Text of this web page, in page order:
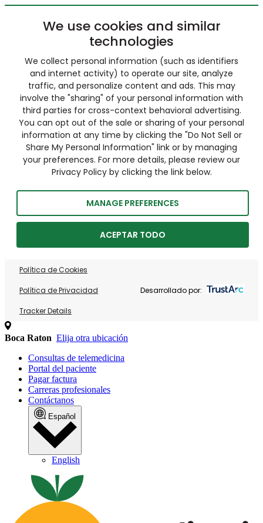
We use cookies and similar
technologies
We collect personal information (such as identifiers
and internet activity) to operate our site, analyze
traffic, and personalize content and ads. This may
involve the "sharing" of your personal information with
third parties for cross-context behavioral advertising.
You can opt out of the sale or sharing of your personal
information at any time by clicking the "Do Not Sell or
Share My Personal Information" link or by managing
your preferences. For more details, please review our
Privacy Policy by clicking the link below.
MANAGE PREFERENCES
ACEPTAR TODO
Política de Cookies
Política de Privacidad
Tracker Details
Desarrollado por:
Boca Raton Elija otra ubicación
Consultas de telemedicina
Portal del paciente
Pagar factura
Carreras profesionales
Contáctanos
Español
English